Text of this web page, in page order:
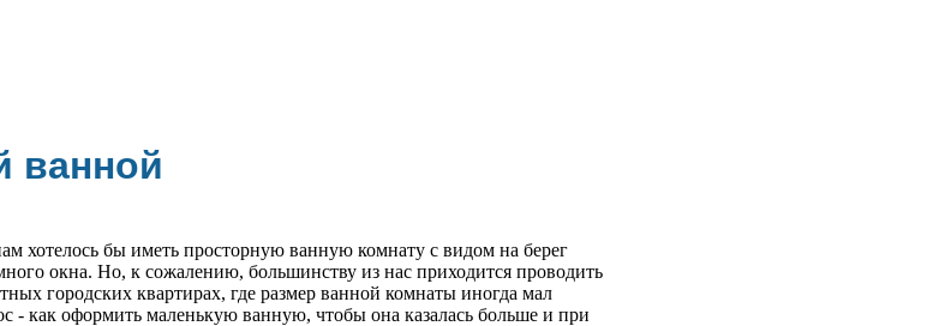
ванной
хотелось бы иметь просторную ванную комнату с видом на берег
окна. Но, к сожалению, большинству из нас приходится проводить
городских квартирах, где размер ванной комнаты иногда мал
- как оформить маленькую ванную, чтобы она казалась больше и при